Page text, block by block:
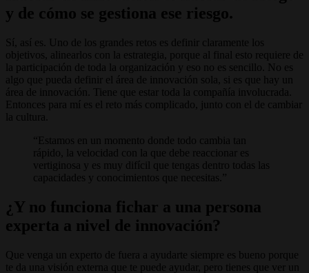
y de cómo se gestiona ese riesgo.
Sí, así es. Uno de los grandes retos es definir claramente los
objetivos, alinearlos con la estrategia, porque al final esto requiere de
la participación de toda la organización y eso no es sencillo. No es
algo que pueda definir el área de innovación sola, si es que hay un
área de innovación. Tiene que estar toda la compañía involucrada.
Entonces para mí es el reto más complicado, junto con el de cambiar
la cultura.
Estamos en un momento donde todo cambia tan
rápido, la velocidad con la que debe reaccionar es
vertiginosa y es muy difícil que tengas dentro todas las
capacidades y conocimientos que necesitas.
¿Y no funciona fichar a una persona
experta a nivel de innovación?
Que venga un experto de fuera a ayudarte siempre es bueno porque
te da una visión externa que te puede ayudar, pero tienes que ver un